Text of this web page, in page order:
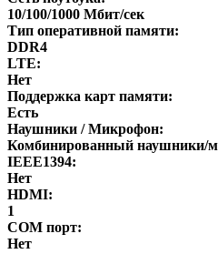
10/100/1000 Мбит/сек
Тип оперативной памяти:
DDR4
LTE:
Нет
Поддержка карт памяти:
Есть
Наушники / Микрофон:
Комбинированный наушники/
IEEE1394:
Нет
HDMI:
1
COM порт:
Нет